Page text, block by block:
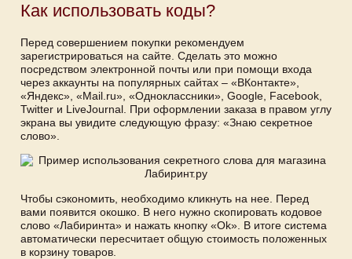
Как использовать коды?
Перед совершением покупки рекомендуем
зарегистрироваться на сайте. Сделать это можно
посредством электронной почты или при помощи входа
через аккаунты на популярных сайтах – «ВКонтакте»,
«Яндекс», «Mail.ru», «Одноклассники», Google, Facebook,
Twitter и LiveJournal. При оформлении заказа в правом углу
экрана вы увидите следующую фразу: «Знаю секретное
слово».
Чтобы сэкономить, необходимо кликнуть на нее. Перед
вами появится окошко. В него нужно скопировать кодовое
слово «Лабиринта» и нажать кнопку «Ok». В итоге система
автоматически пересчитает общую стоимость положенных
в корзину товаров.